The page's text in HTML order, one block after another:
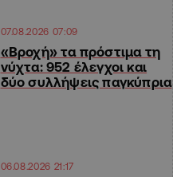
07.08.2026 07:09
«Βροχή» τα πρόστιμα τη
νύχτα: 952 έλεγχοι και
δύο συλλήψεις παγκύπρια
06.08.2026 21:17